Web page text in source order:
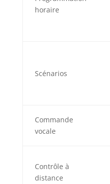
horaire
Scénarios
Commande
vocale
Contrôle à
distance